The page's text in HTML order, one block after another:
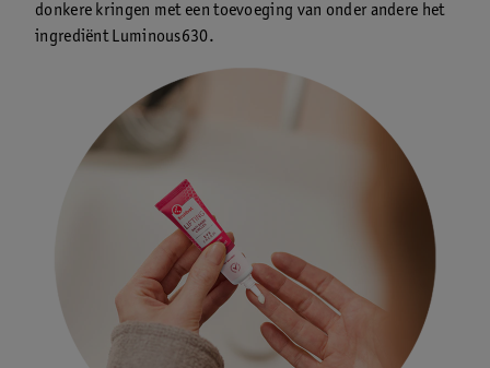
donkere kringen met een toevoeging van onder andere het
ingrediënt Luminous630.